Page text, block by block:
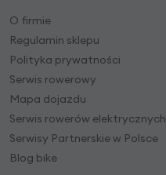
O firmie
Regulamin sklepu
Polityka prywatności
Serwis rowerowy
Mapa dojazdu
Serwis rowerów elektrycznych
Serwisy Partnerskie w Polsce
Blog bike